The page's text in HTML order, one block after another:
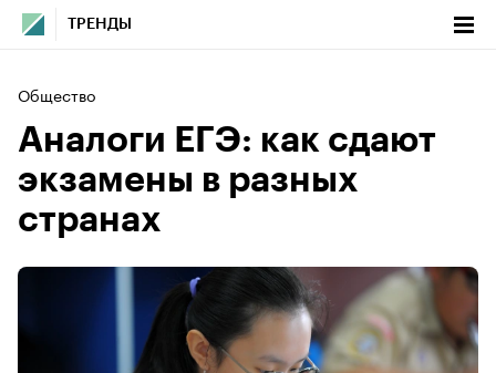
ТРЕНДЫ
Общество
Аналоги ЕГЭ: как сдают
экзамены в разных
странах